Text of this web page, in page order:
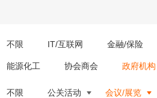
不限 IT/互联网 金融/保险
能源化工 协会商会 政府机构
不限 公关活动 会议/展览